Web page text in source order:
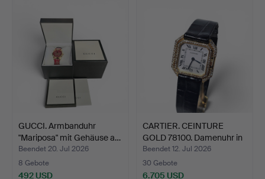
GUCCI. Armbanduhr
"Mariposa" mit Gehäuse a…
Beendet 20. Jul 2026
8 Gebote
492 USD
CARTIER. CEINTURE
GOLD 78100. Damenuhr in
…
Beendet 12. Jul 2026
30 Gebote
6.705 USD